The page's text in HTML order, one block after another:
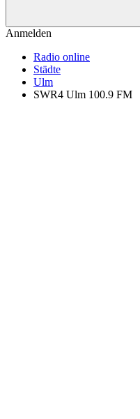
Anmelden
Radio online
Städte
Ulm
SWR4 Ulm 100.9 FM